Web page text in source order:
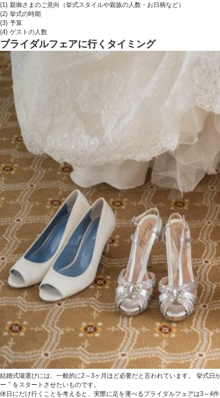
(1) 親御さまのご意向（挙式スタイルや親族の人数・お日柄など）
(2) 挙式の時期
(3) 予算
(4) ゲストの人数
ブライダルフェアに行くタイミング
結婚式場選びには、一般的に2～3ヶ月ほど必要だと言われています。 挙式
ー ” をスタートさせたいものです。
休日にだけ行くことを考えると、実際に足を運べるブライダルフェアは3～4件